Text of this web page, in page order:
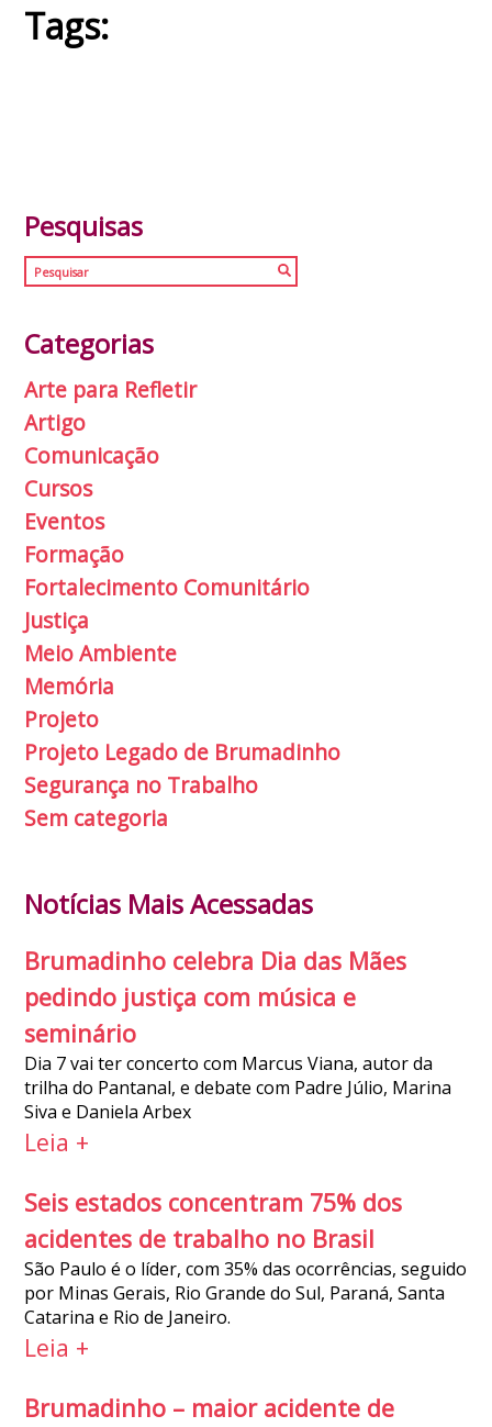
Tags:
Pesquisas
Categorias
Arte para Refletir
Artigo
Comunicação
Cursos
Eventos
Formação
Fortalecimento Comunitário
Justiça
Meio Ambiente
Memória
Projeto
Projeto Legado de Brumadinho
Segurança no Trabalho
Sem categoria
Notícias Mais Acessadas
Brumadinho celebra Dia das Mães
pedindo justiça com música e
seminário
Dia 7 vai ter concerto com Marcus Viana, autor da
trilha do Pantanal, e debate com Padre Júlio, Marina
Siva e Daniela Arbex
Leia +
Seis estados concentram 75% dos
acidentes de trabalho no Brasil
São Paulo é o líder, com 35% das ocorrências, seguido
por Minas Gerais, Rio Grande do Sul, Paraná, Santa
Catarina e Rio de Janeiro.
Leia +
Brumadinho – maior acidente de